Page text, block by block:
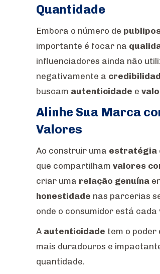
Quantidade
Embora o número de
importante é focar na
influenciadores ainda não
negativamente a
buscam autenticidade e
Alinhe Sua Marca
Valores
Ao construir uma estratégia
que compartilham valores
criar uma relação genuína
honestidade nas parcerias
onde o consumidor está
A autenticidade tem o
mais duradouros e
quantidade.